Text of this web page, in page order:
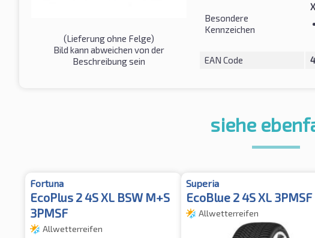
(Lieferung ohne Felge)
Bild kann abweichen von der
Beschreibung sein
Besondere
Kennzeichen
EAN Code
siehe
Fortuna
EcoPlus 2 4S XL BSW M+S
3PMSF
Allwetterreifen
Superia
EcoBlue 2 4S XL 3PMSF
Allwetterreifen